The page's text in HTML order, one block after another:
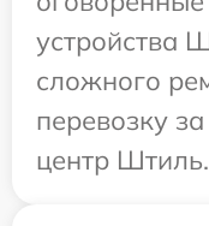
устройства
сложного
перевозку
центр Штиль.